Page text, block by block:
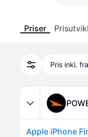
Priser
Pris inkl.
Apple iPhone